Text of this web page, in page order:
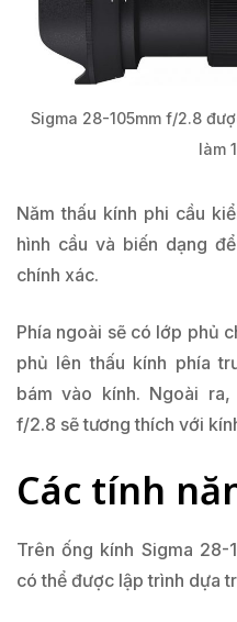
Sigma 28-105mm f/2.8
làm
Năm thấu kính phi cầu
hình cầu và biến dạng
chính xác.
Phía ngoài sẽ có lớp phủ
phủ lên thấu kính phía
bám vào kính. Ngoài
f/2.8 sẽ tương thích với
Các tính
Trên ống kính Sigma
có thể được lập trình dựa